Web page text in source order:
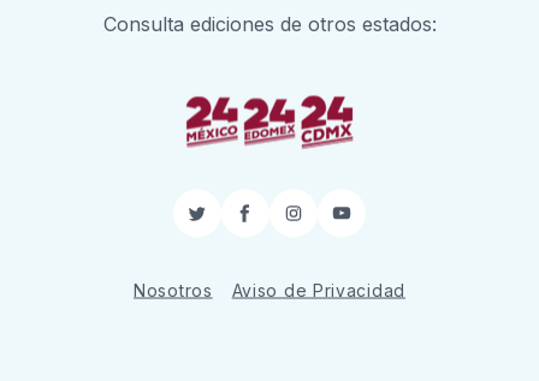
Consulta ediciones de otros estados:
TwitterFacebook
InstagramYouTube
Nosotros Aviso de Privacidad